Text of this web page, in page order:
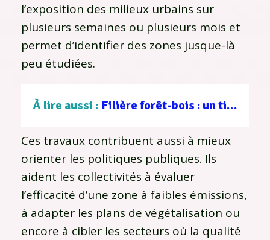
l’exposition des milieux urbains sur
plusieurs semaines ou plusieurs mois et
permet d’identifier des zones jusque-là
peu étudiées.
À lire aussi : Filière forêt-bois : un tissu d’entreprises au service d’une gestion durable
Ces travaux contribuent aussi à mieux
orienter les politiques publiques. Ils
aident les collectivités à évaluer
l’efficacité d’une zone à faibles émissions,
à adapter les plans de végétalisation ou
encore à cibler les secteurs où la qualité